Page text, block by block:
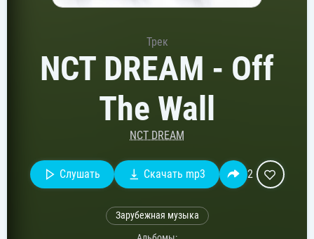
Трек
NCT DREAM - Off
The Wall
NCT DREAM
Слушать Скачать mp3 2
Зарубежная музыка